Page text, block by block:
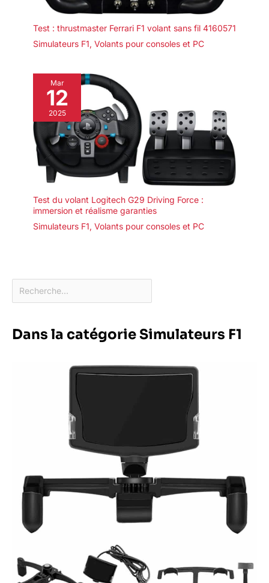
Test : thrustmaster Ferrari F1 volant sans fil 4160571
Simulateurs F1, Volants pour consoles et PC
Mar
12
2025
Test du volant Logitech G29 Driving Force :
immersion et réalisme garanties
Simulateurs F1, Volants pour consoles et PC
Dans la catégorie Simulateurs F1